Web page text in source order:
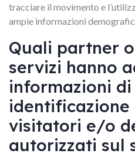
tracciare il movimento e
ampie informazioni
Quali partner
servizi hanno
informazioni di
identificazione
visitatori e/o
autorizzati sul